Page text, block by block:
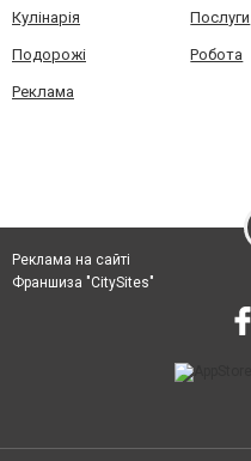
Кулінарія Послуги
Подорожі Робота
Реклама
Реклама на сайті
Франшиза "CitySites"